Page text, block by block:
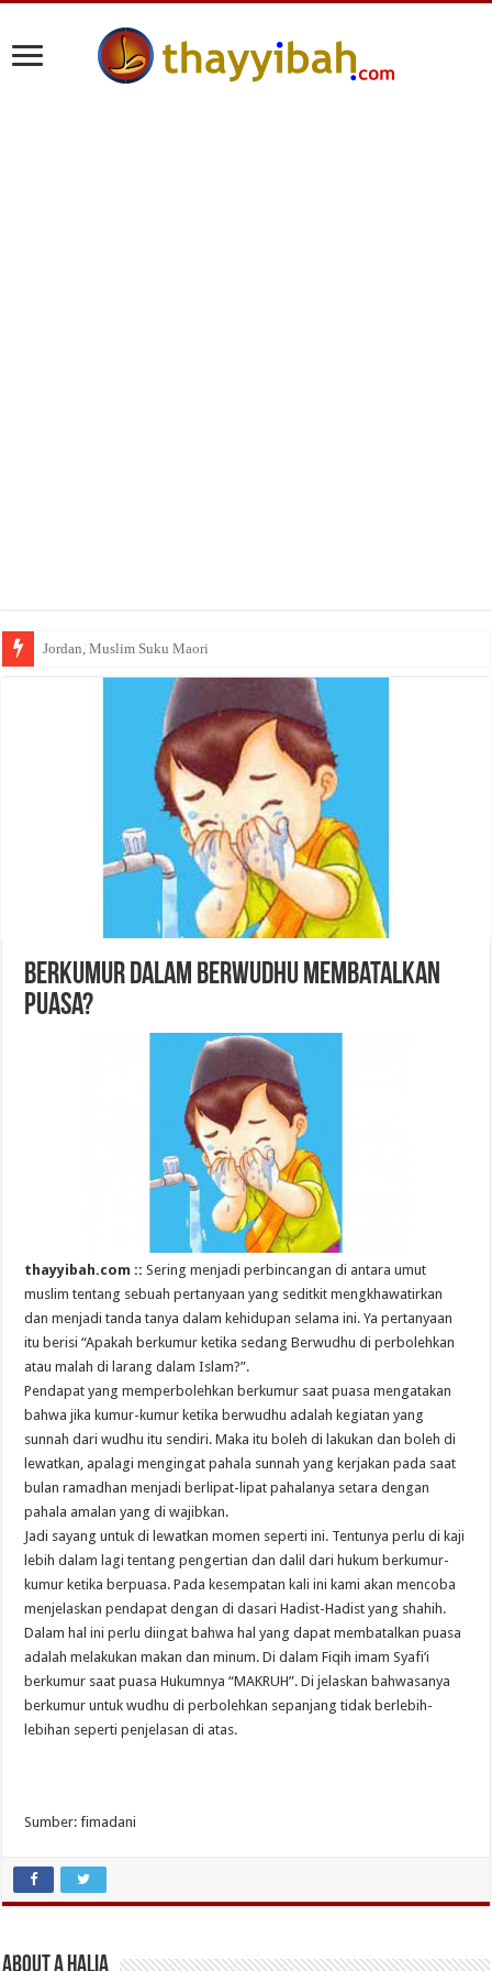
Jordan, Muslim Suku Maori
Wakaf Emas Muktamar
Berkumur Dalam Berwudhu Membatalkan
Puasa?
thayyibah.com :: Sering menjadi perbincangan di antara umut
muslim tentang sebuah pertanyaan yang seditkit mengkhawatirkan
dan menjadi tanda tanya dalam kehidupan selama ini. Ya pertanyaan
itu berisi “Apakah berkumur ketika sedang Berwudhu di perbolehkan
atau malah di larang dalam Islam?”.
Pendapat yang memperbolehkan berkumur saat puasa mengatakan
bahwa jika kumur-kumur ketika berwudhu adalah kegiatan yang
sunnah dari wudhu itu sendiri. Maka itu boleh di lakukan dan boleh di
lewatkan, apalagi mengingat pahala sunnah yang kerjakan pada saat
bulan ramadhan menjadi berlipat-lipat pahalanya setara dengan
pahala amalan yang di wajibkan.
Jadi sayang untuk di lewatkan momen seperti ini. Tentunya perlu di kaji
lebih dalam lagi tentang pengertian dan dalil dari hukum berkumur-
kumur ketika berpuasa. Pada kesempatan kali ini kami akan mencoba
menjelaskan pendapat dengan di dasari Hadist-Hadist yang shahih.
Dalam hal ini perlu diingat bahwa hal yang dapat membatalkan puasa
adalah melakukan makan dan minum. Di dalam Fiqih imam Syafi’i
berkumur saat puasa Hukumnya “MAKRUH”. Di jelaskan bahwasanya
berkumur untuk wudhu di perbolehkan sepanjang tidak berlebih-
lebihan seperti penjelasan di atas.
Sumber: fimadani